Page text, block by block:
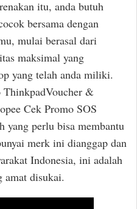
itu, anda butuh
bersama dengan
mulai berasal dari
maksimal yang
yang telah anda miliki.
ThinkpadVoucher &
Cek Promo SOS
yang perlu bisa membantu
merk ini dianggap dan
Indonesia, ini adalah
amat disukai.